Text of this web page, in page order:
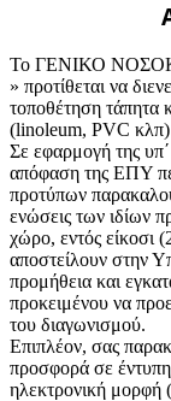
Το ΓΕΝΙΚΟ
» προτίθεται να
τοποθέτηση τάπητα
(linoleum, PVC
Σε εφαρμογή της
απόφαση της ΕΠΥ
προτύπων
ενώσεις των ιδίων
χώρο, εντός είκοσι
αποστείλουν στην
προμήθεια και
προκειμένου να
του διαγωνισμού.
Επιπλέον, σας
προσφορά σε
ηλεκτρονική